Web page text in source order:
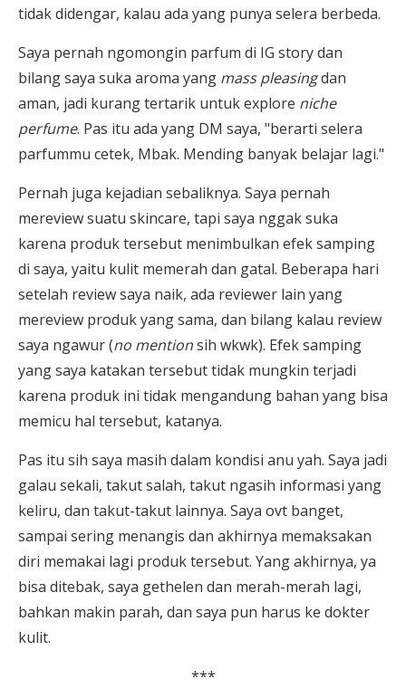
tidak didengar, kalau ada yang punya selera berbeda.
Saya pernah ngomongin parfum di IG story dan
bilang saya suka aroma yang mass pleasingdan
aman, jadi kurang tertarik untuk explore niche
perfume. Pas itu ada yang DM saya, "berarti selera
parfummu cetek, Mbak. Mending banyak belajar lagi."
Pernah juga kejadian sebaliknya. Saya pernah
mereview suatu skincare, tapi saya nggak suka
karena produk tersebut menimbulkan efek samping
di saya, yaitu kulit memerah dan gatal. Beberapa hari
setelah review saya naik, ada reviewer lain yang
mereview produk yang sama, dan bilang kalau review
saya ngawur (no mentionsih wkwk). Efek samping
yang saya katakan tersebut tidak mungkin terjadi
karena produk ini tidak mengandung bahan yang bisa
memicu hal tersebut, katanya.
Pas itu sih saya masih dalam kondisi anu yah. Saya jadi
galau sekali, takut salah, takut ngasih informasi yang
keliru, dan takut-takut lainnya. Saya ovt banget,
sampai sering menangis dan akhirnya memaksakan
diri memakai lagi produk tersebut. Yang akhirnya, ya
bisa ditebak, saya gethelen dan merah-merah lagi,
bahkan makin parah, dan saya pun harus ke dokter
kulit.
***